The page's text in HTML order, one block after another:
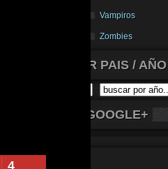
Vampiros
Zombies
PELICULAS POR PAIS / AÑO
SIGUENOS EN GOOGLE+
4